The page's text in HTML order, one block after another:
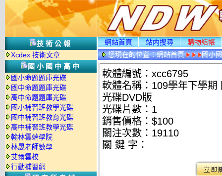
技術公報
Xcdex 技術文章
國小國中高中
國小命題題庫光碟
國中命題題庫光碟
高中命題題庫光碟
國小補習班教學光碟
國中補習班教育光碟
高中補習班教學光碟
翰林雲端學院
林晟老師數學
艾爾雲校
行動補習網
網站首頁 站内搜尋
購物結帳
您現在的位置：網站首頁 國小
軟體編號：xcc6795
軟體名稱：109學年下學
光碟DVD版
光碟片數：1
銷售價格：$100
關注次數： 19110
關 鍵 字：